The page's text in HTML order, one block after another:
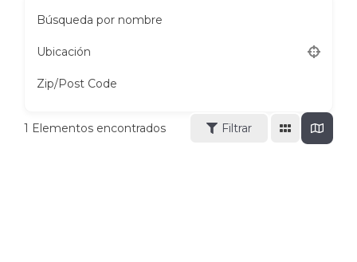
Búsqueda por nombre
Ubicación
Zip/Post Code
1 Elementos encontrados Filtrar